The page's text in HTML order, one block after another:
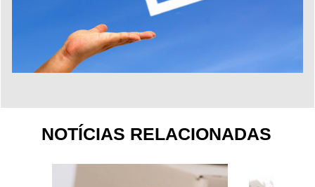
NOTÍCIAS RELACIONADAS